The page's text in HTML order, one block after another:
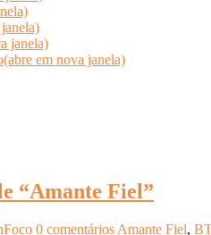
janela)
em nova janela)
“Amante Fiel”
0 comentários Amante Fiel,